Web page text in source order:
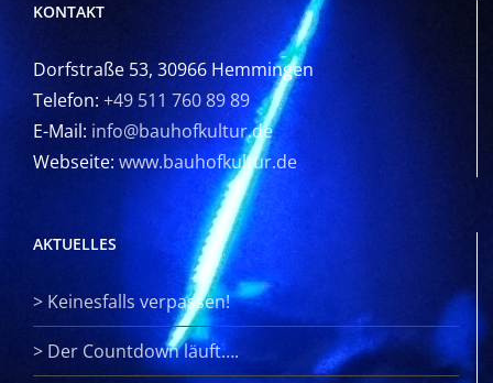
KONTAKT
Dorfstraße 53, 30966 Hemmingen
Telefon: +49 511 760 89 89
E-Mail: info@bauhofkultur.de
Webseite: www.bauhofkultur.de
AKTUELLES
> Keinesfalls verpassen!
> Der Countdown läuft….